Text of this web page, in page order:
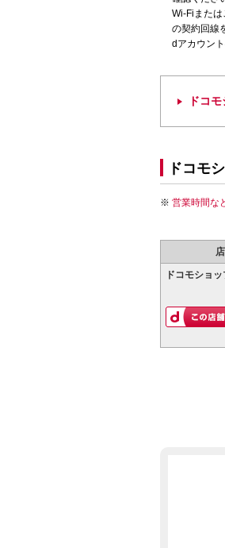
Wi-Fiまた
の契約回線
dアカウン
ドコ
ドコモ
営業時間な
ドコモショ